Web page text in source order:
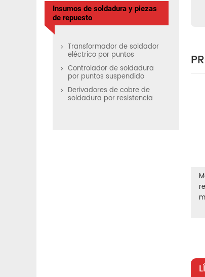
Insumos de soldadura y piezas
de repuesto
Transformador de soldador
eléctrico por puntos
Controlador de soldadura
por puntos suspendido
Derivadores de cobre de
soldadura por resistencia